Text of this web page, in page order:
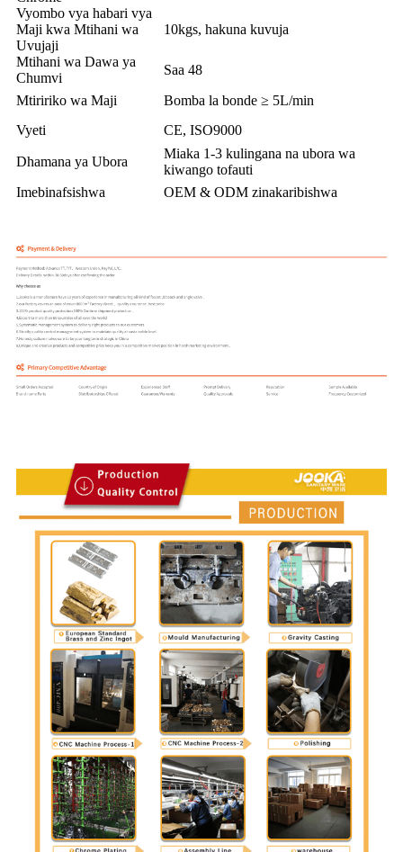
Vyombo vya habari vya
Maji kwa Mtihani wa
Uvujaji
10kgs, hakuna kuvuja
Mtihani wa Dawa ya
Chumvi
Saa 48
Mtiririko wa Maji
Bomba la bonde ≥ 5L/min
Vyeti
CE, ISO9000
Dhamana ya Ubora
Miaka 1-3 kulingana na ubora wa
kiwango tofauti
Imebinafsishwa
OEM & ODM zinakaribishwa